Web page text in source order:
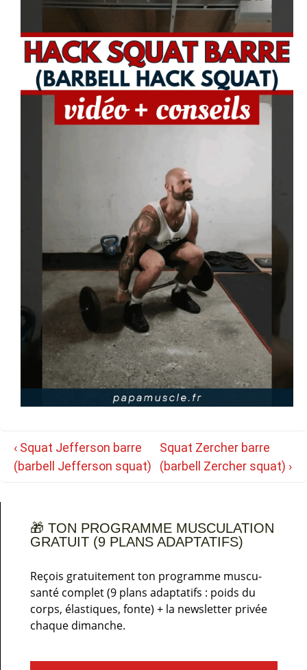
Navigation
de
Previous
Post
‹ Squat Jefferson barre
(barbell Jefferson squat)
Next
Post
Squat Zercher barre
(barbell Zercher squat) ›
🎁 TON PROGRAMME MUSCULATION
GRATUIT (9 PLANS ADAPTATIFS)
Reçois gratuitement ton programme muscu-
santé complet (9 plans adaptatifs : poids du
corps, élastiques, fonte) + la newsletter privée
chaque dimanche.